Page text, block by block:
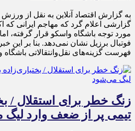
به گزارش اقتصاد آنلاین به نقل از
گزارشی اعلام گرد که مهاجم ایرانی که
مورد توجه باشگاه واسکو قرار گرفته،
فوتبال برزیل نشان نمی‌دهد. بنا بر این
فهرست گزینه‌های نقل‌وانتقالاتی
زنگ خطر برای استقلال /
تیمی پر از ضعف وارد